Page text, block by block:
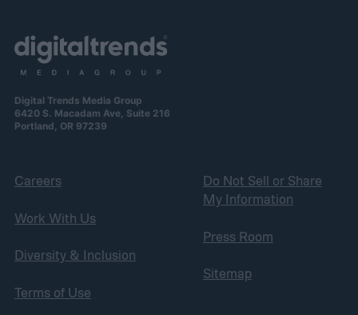
Digital Trends Media Group
6420 S. Macadam Ave, Suite 216
Portland, OR 97239
Careers
Work With Us
Diversity & Inclusion
Terms of Use
Do Not Sell or Share
My Information
Press Room
Sitemap